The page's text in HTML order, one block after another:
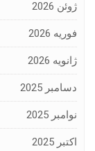
ژوئن 2026
فوریه 2026
ژانویه 2026
دسامبر 2025
نوامبر 2025
اکتبر 2025